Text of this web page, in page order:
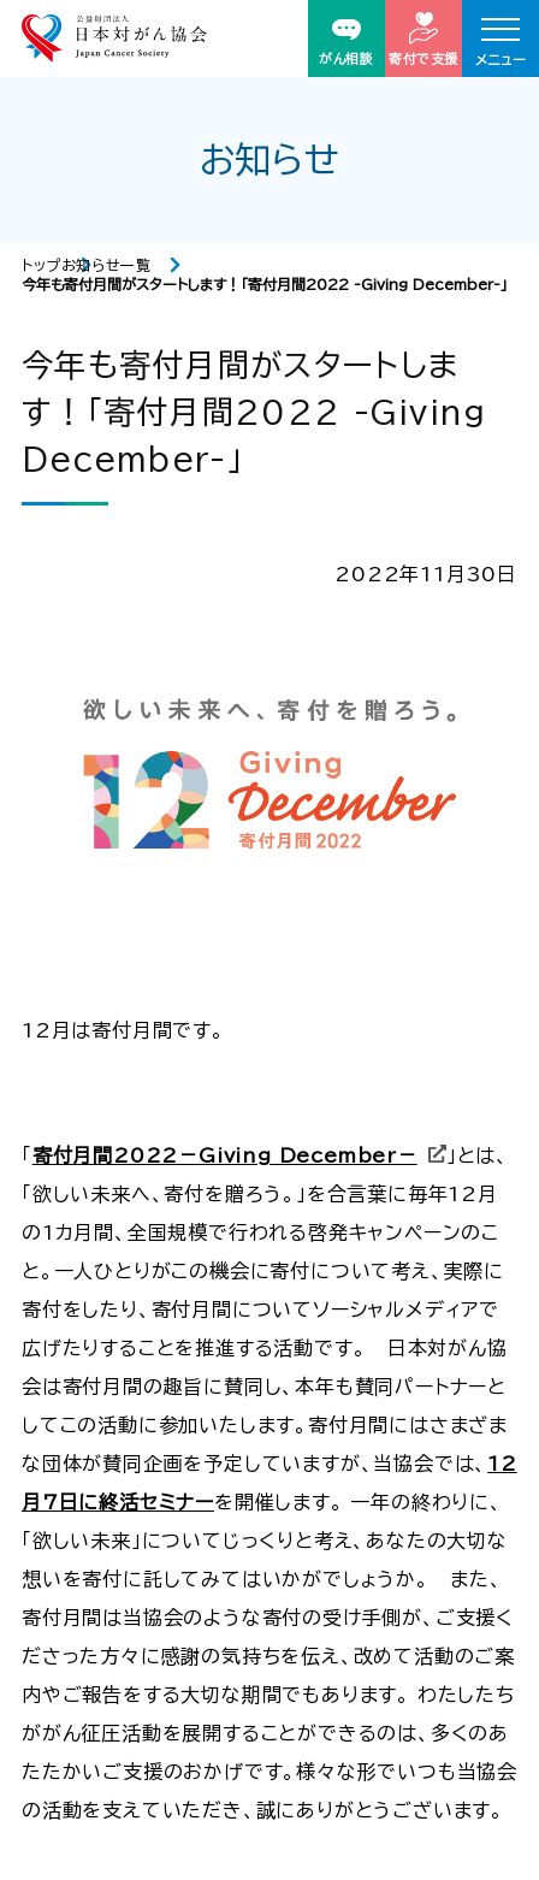
がん相談 寄付で支援 メニュー
お知らせ
トップお知らせ一覧
今年も寄付月間がスタートします！「寄付月間2022 -Giving December-」
今年も寄付月間がスタートしま
す！「寄付月間2022 -Giving
December-」
2022年11月30日
12月は寄付月間です。
「 寄付月間2022－Giving December－
」とは、
「欲しい未来へ、寄付を贈ろう。」を合言葉に毎年12月
の1カ月間、全国規模で行われる啓発キャンペーンのこ
と。一人ひとりがこの機会に寄付について考え、実際に
寄付をしたり、寄付月間についてソーシャルメディアで
広げたりすることを推進する活動です。 日本対がん協
会は寄付月間の趣旨に賛同し、本年も賛同パートナーと
してこの活動に参加いたします。寄付月間にはさまざま
な団体が賛同企画を予定していますが、当協会では、 12
月7日に終活セミナーを開催します。 一年の終わりに、
「欲しい未来」についてじっくりと考え、あなたの大切な
想いを寄付に託してみてはいかがでしょうか。 また、
寄付月間は当協会のような寄付の受け手側が、ご支援く
ださった方々に感謝の気持ちを伝え、改めて活動のご案
内やご報告をする大切な期間でもあります。 わたしたち
ががん征圧活動を展開することができるのは、多くのあ
たたかいご支援のおかげです。様々な形でいつも当協会
の活動を支えていただき、誠にありがとうございます。